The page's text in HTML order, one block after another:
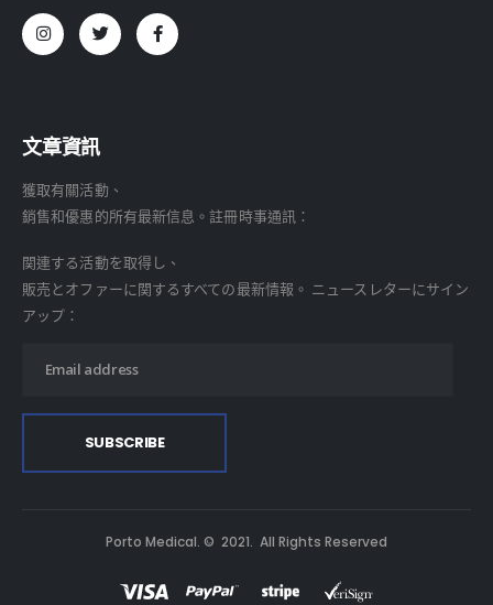
文章資訊
獲取有關活動、
銷售和優惠的所有最新信息。註冊時事通訊：
関連する活動を取得し、
販売とオファーに関するすべての最新情報。 ニュースレターにサイン
アップ：
Porto Medical. © 2021. All Rights Reserved